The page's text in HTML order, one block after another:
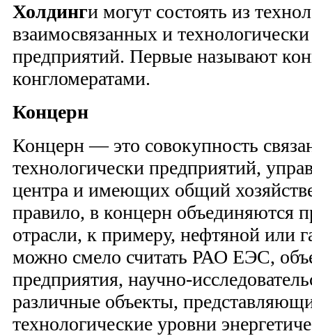
Холдинги могут состоять из
взаимосвязанных и
предприятий. Первые называют
конгломератами.
Концерн
Концерн — это совокупность
технологически предприятий,
центра и имеющих общий
правило, в концерн объединяются
отрасли, к примеру, нефтяной или
можно смело считать РАО ЕЭС,
предприятия, научно-
различные объекты,
технологические уровни